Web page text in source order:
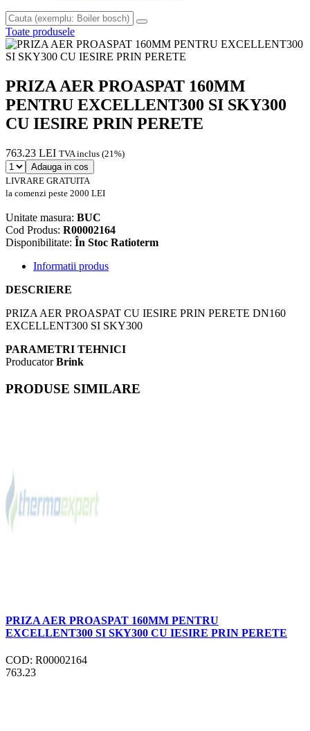
Toate produsele
PRIZA AER PROASPAT 160MM
PENTRU EXCELLENT300 SI SKY300
CU IESIRE PRIN PERETE
763.23 LEI TVA inclus (21%)
Adauga in cos
LIVRARE GRATUITA
la comenzi peste 2000 LEI
Unitate masura: BUC
Cod Produs: R00002164
Disponibilitate: În Stoc Ratioterm
Informatii produs
DESCRIERE
PRIZA AER PROASPAT CU IESIRE PRIN PERETE DN160
EXCELLENT300 SI SKY300
PARAMETRI TEHNICI
Producator Brink
PRODUSE SIMILARE
PRIZA AER PROASPAT 160MM PENTRU
EXCELLENT300 SI SKY300 CU IESIRE PRIN PERETE
COD: R00002164
763.23